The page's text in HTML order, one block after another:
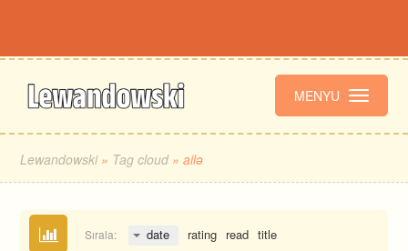
MENYU
Lewandowski» Tag cloud » ailə
Sırala: date rating read title